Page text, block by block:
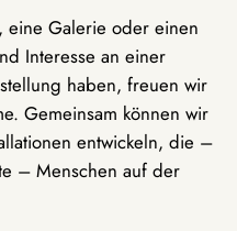
eine Galerie oder einen
Interesse an einer
haben, freuen wir
Gemeinsam können wir
entwickeln, die –
– Menschen auf der